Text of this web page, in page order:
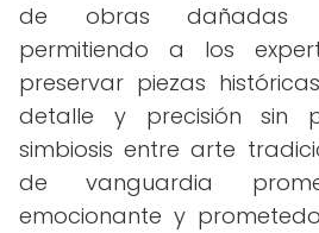
de obras dañadas
permitiendo a los
preservar piezas
detalle y precisión sin
simbiosis entre arte
de vanguardia
emocionante y